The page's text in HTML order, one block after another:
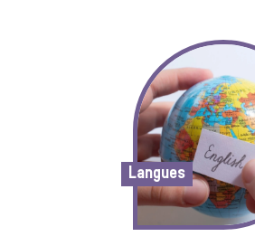
Langues